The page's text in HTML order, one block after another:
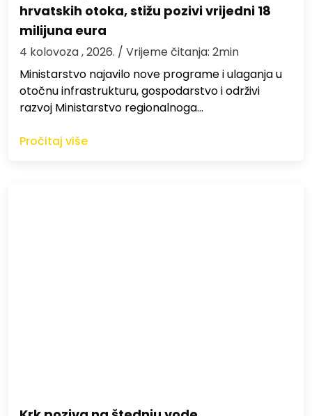
hrvatskih otoka, stižu pozivi vrijedni 18
milijuna eura
4 kolovoza , 2026. / Vrijeme čitanja: 2min
Ministarstvo najavilo nove programe i ulaganja u
otočnu infrastrukturu, gospodarstvo i održivi
razvoj Ministarstvo regionalnoga…
Pročitaj više